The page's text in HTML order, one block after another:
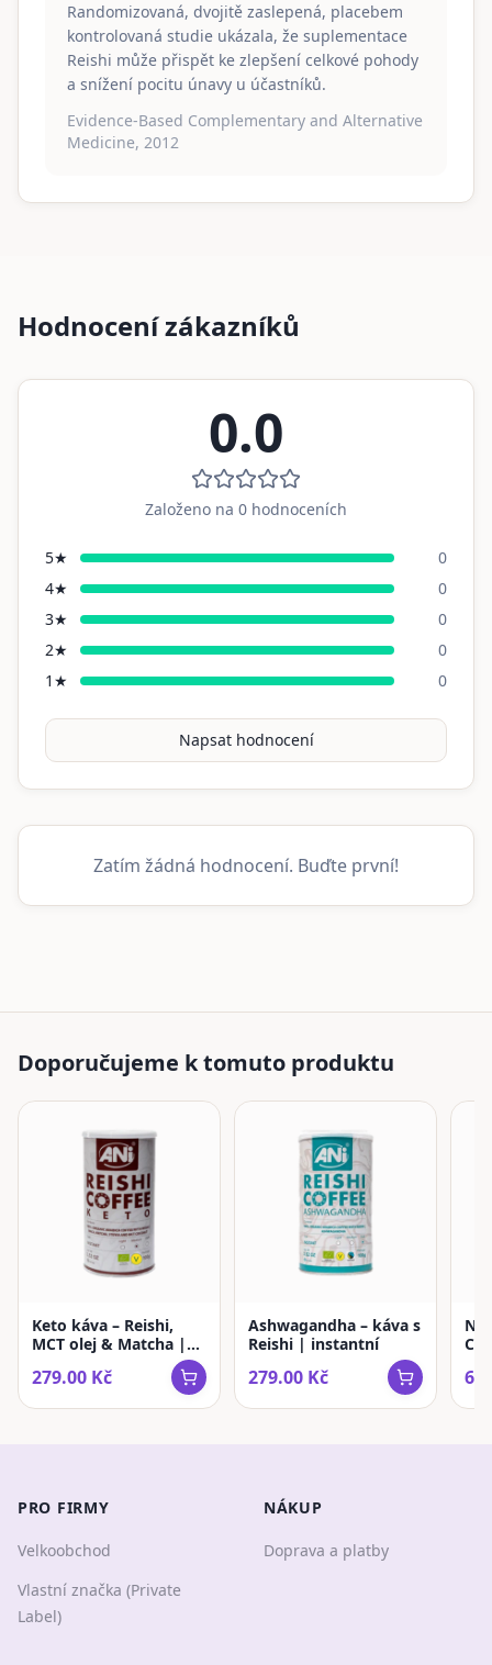
Randomizovaná, dvojitě zaslepená, placebem
kontrolovaná studie ukázala, že suplementace
Reishi může přispět ke zlepšení celkové pohody
a snížení pocitu únavy u účastníků.
Evidence-Based Complementary and Alternative
Medicine, 2012
Hodnocení zákazníků
0.0
Založeno na 0 hodnoceních
5★
0
4★
0
3★
0
2★
0
1 ★ 0
Napsat hodnocení
Zatím žádná hodnocení. Buďte první!
Doporučujeme k tomuto produktu
Keto káva – Reishi,
MCT olej & Matcha |
279.00 Kč
Ashwagandha – káva s
Reishi | instantní
279.00 Kč
PRO FIRMY
Velkoobchod
Vlastní značka (Private
Label)
NÁKUP
Doprava a platby